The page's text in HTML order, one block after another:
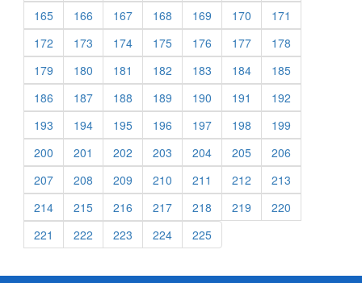
165
166 167 168 169 170
171
172
173 174 175 176 177
178
179
180 181 182 183 184
185
186
187 188 189 190 191
192
193
194 195 196 197 198
199
200
201 202 203 204 205
206
207
208 209 210 211 212
213
214
215 216 217 218 219
220
221
222 223 224 225